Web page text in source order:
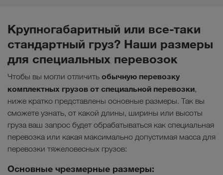
Крупногабаритный или все-таки
стандартный груз? Наши размеры
для специальных перевозок
Чтобы вы могли отличить обычную перевозку
комплектных грузов от специальной перевозки,
ниже кратко представлены основные размеры. Так вы
сможете узнать, от какой длины, ширины или высоты
груза ваш запрос будет обрабатываться как специальная
перевозка или какая максимально допустимая масса для
перевозки тяжеловесных грузов:
Основные чрезмерные размеры: